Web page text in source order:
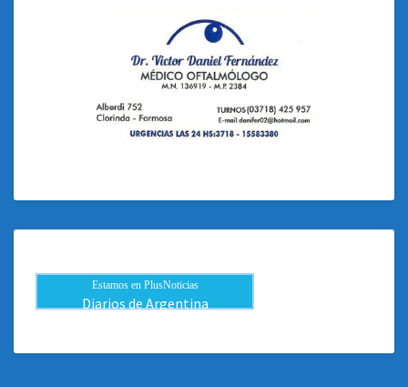
Estamos en PlusNoticias
Diarios de Argentina